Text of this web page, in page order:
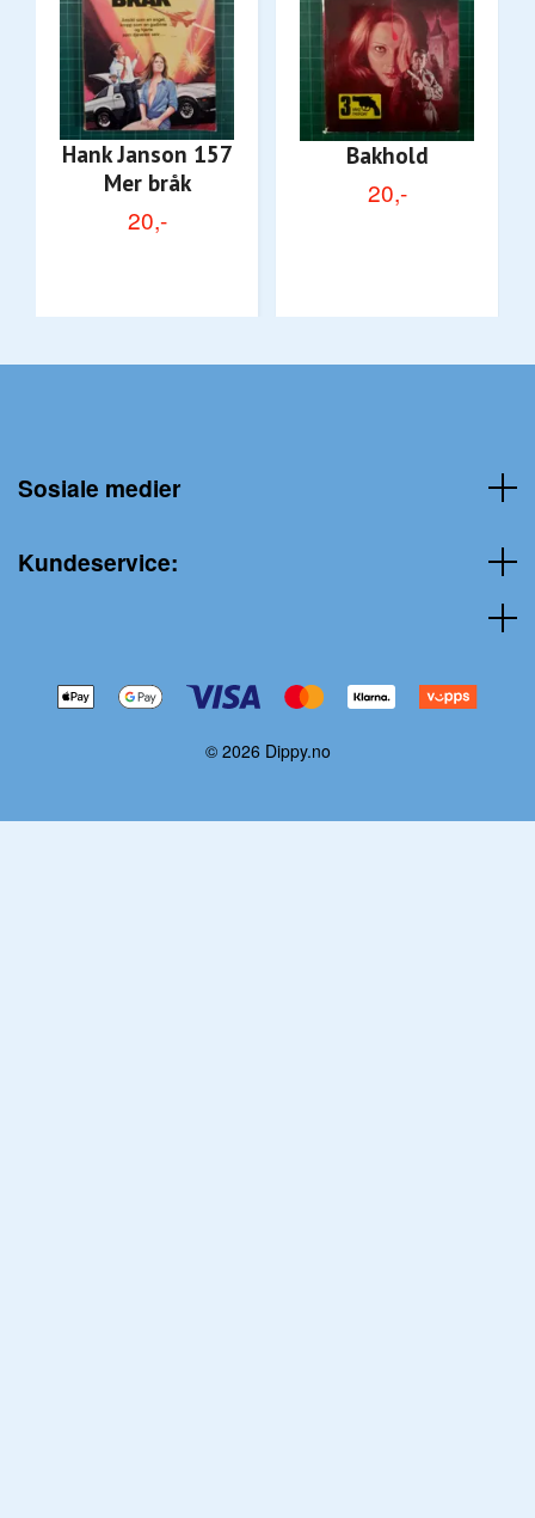
Hank Janson 157
Mer bråk
20,-
Bakhold
20,-
Sosiale medier
Kundeservice:
© 2026 Dippy.no